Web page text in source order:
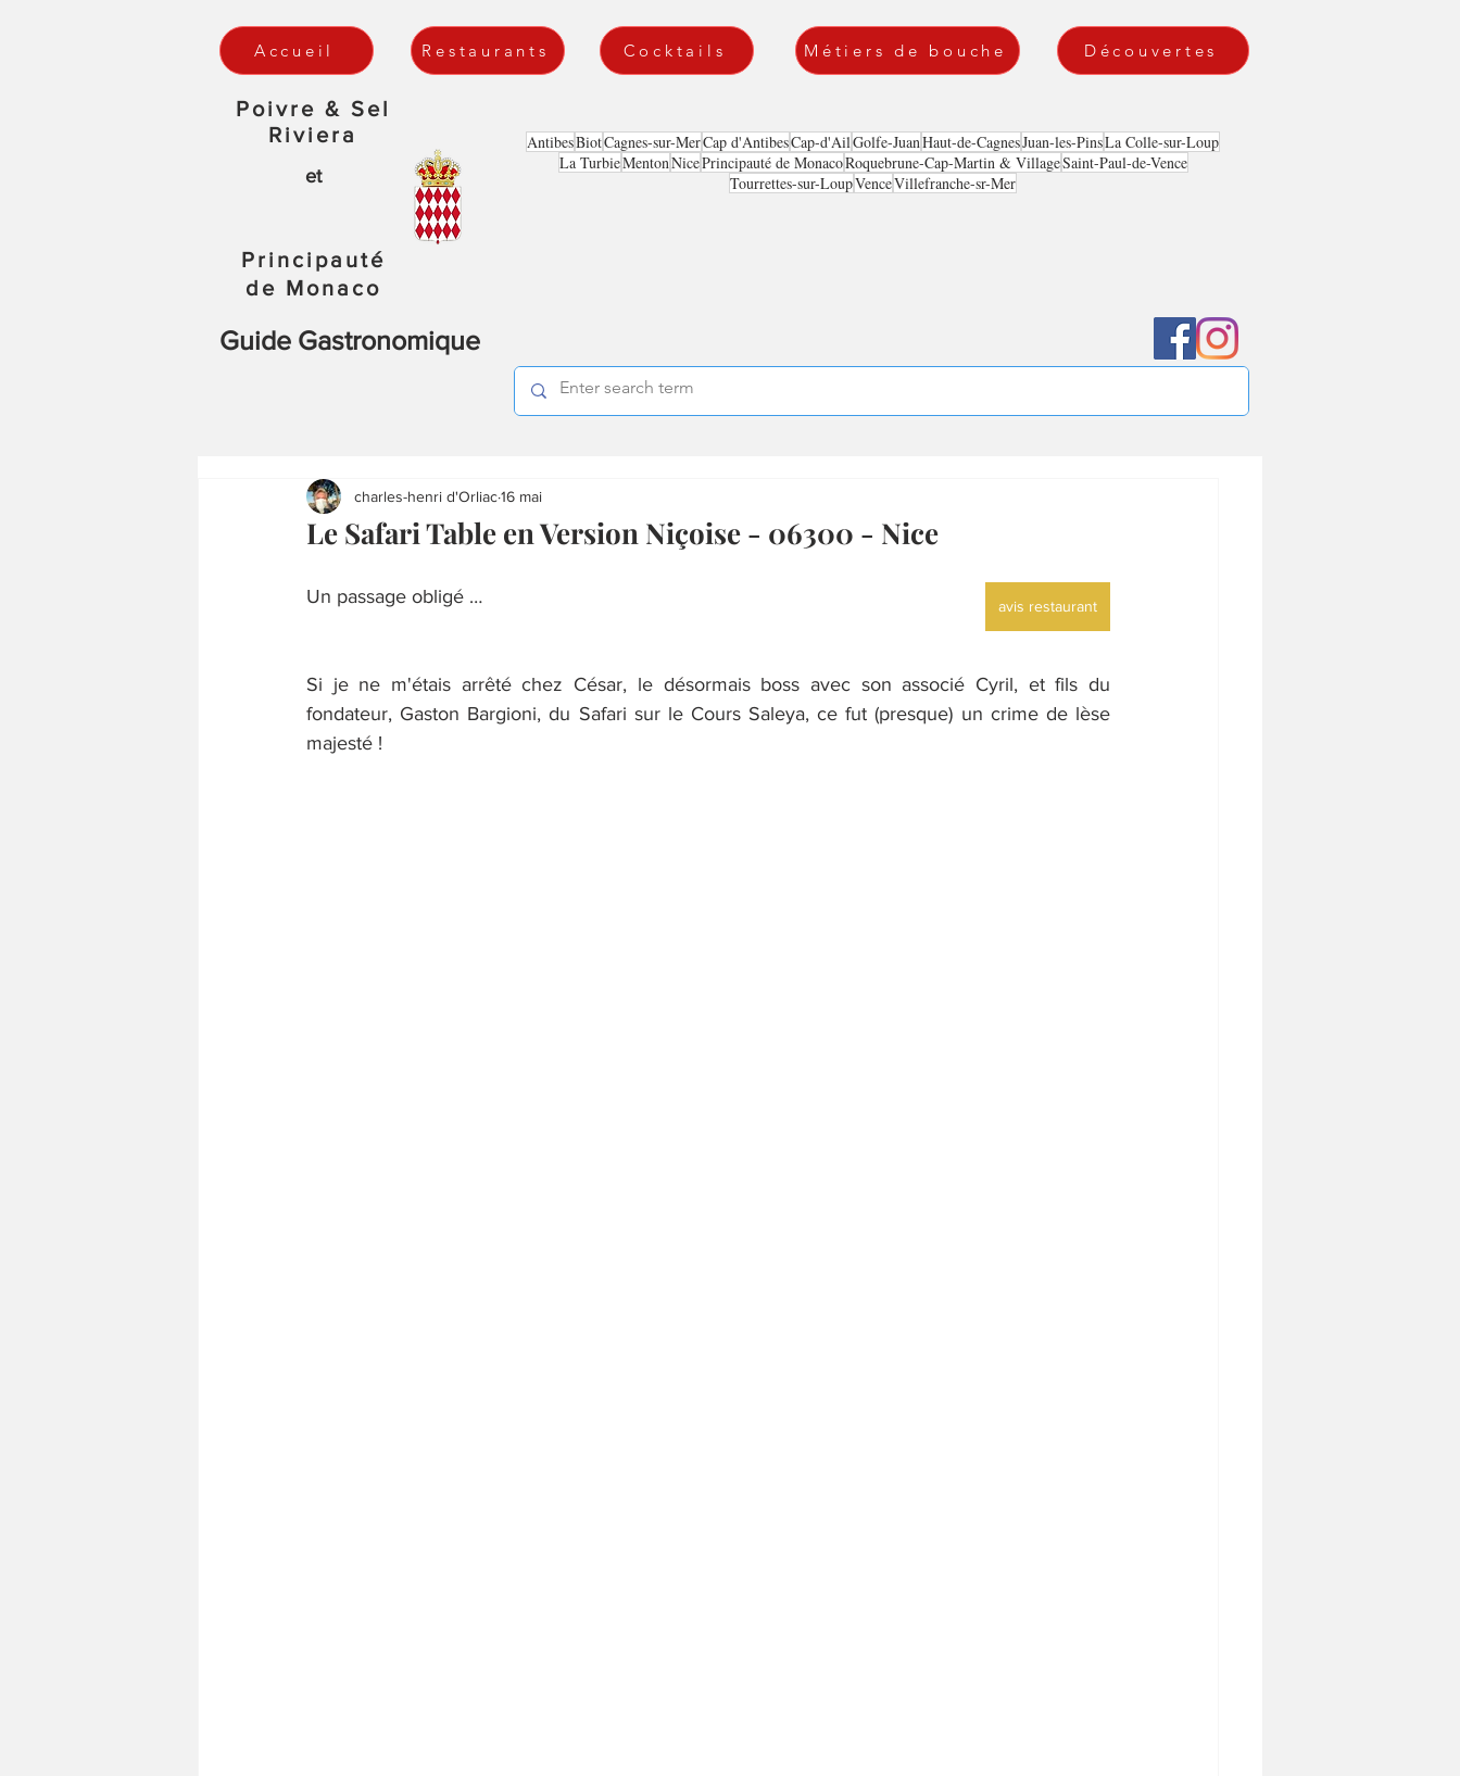
Accueil Restaurants Cocktails Métiers de bouche Découvertes
Poivre & Sel
Riviera
et
Principauté
de Monaco
Guide Gastronomique
AntibesBiotCagnes-sur-MerCap d'AntibesCap-d'AilGolfe-JuanHaut-de-CagnesJuan-les-PinsLa Colle-sur-Loup
La TurbieMentonNicePrincipauté de MonacoRoquebrune-Cap-Martin & VillageSaint-Paul-de-Vence
Tourrettes-sur-LoupVenceVillefranche-sr-Mer
Le Safari Table en Version Niçoise - 06300 - Nice
charles-henri d'Orliac16 mai
avis restaurant
Un passage obligé …
Si je ne m'étais arrêté chez César, le désormais boss avec son associé Cyril, et fils du
fondateur, Gaston Bargioni, du Safari sur le Cours Saleya, ce fut (presque) un crime de lèse
majesté !